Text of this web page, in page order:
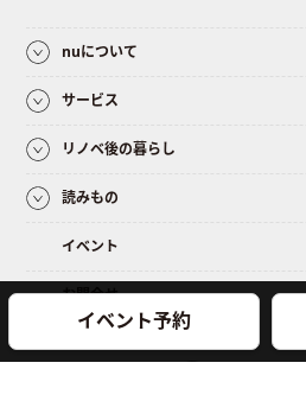
イベント予約
nuについて
サービス
リノベ後の暮らし
読みもの
イベント
お問合せ